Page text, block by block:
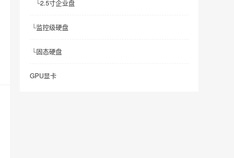
└2.5寸企业盘
└监控级硬盘
└固态硬盘
GPU显卡